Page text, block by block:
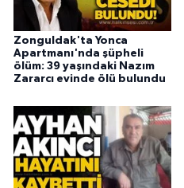
Zonguldak'ta Yonca
Apartmanı'nda şüpheli
ölüm: 39 yaşındaki Nazım
Zararcı evinde ölü bulundu